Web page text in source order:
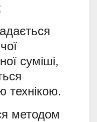
суміші,
технікою.
методом